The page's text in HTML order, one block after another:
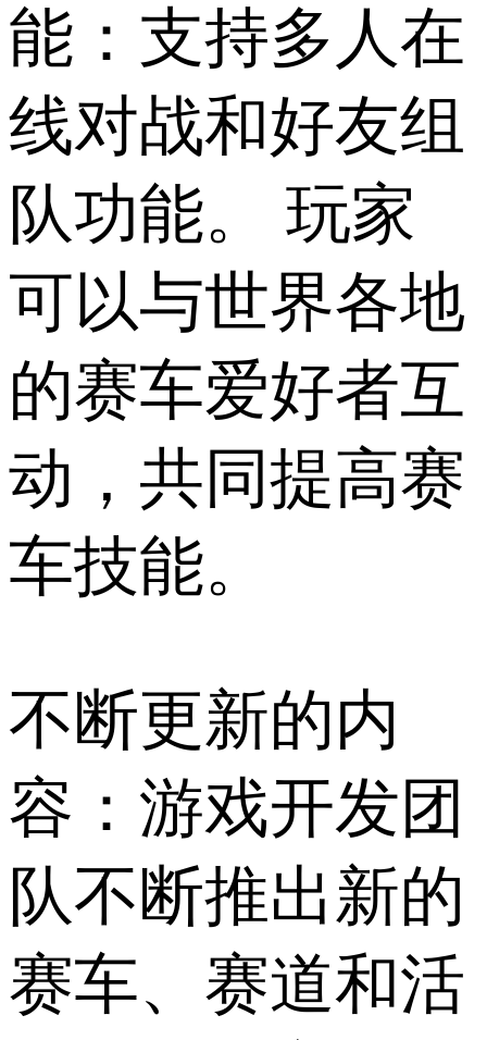
能：支持多人在
线对战和好友组
队功能。 玩家
可以与世界各地
的赛车爱好者互
动，共同提高赛
车技能。
不断更新的内
容：游戏开发团
队不断推出新的
赛车、赛道和活